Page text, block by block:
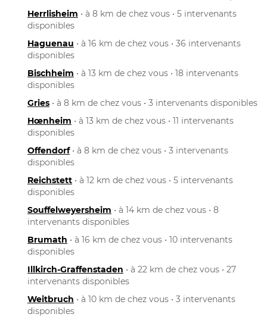
Herrlisheim • à 8 km de chez vous • 5 intervenants
disponibles
Haguenau • à 16 km de chez vous • 36 intervenants
disponibles
Bischheim • à 13 km de chez vous • 18 intervenants
disponibles
Gries • à 8 km de chez vous • 3 intervenants disponibles
Hœnheim • à 13 km de chez vous • 11 intervenants
disponibles
Offendorf• à 8 km de chez vous • 3 intervenants
disponibles
Reichstett • à 12 km de chez vous • 5 intervenants
disponibles
Souffelweyersheim • à 14 km de chez vous • 8
intervenants disponibles
Brumath • à 16 km de chez vous • 10 intervenants
disponibles
Illkirch-Graffenstaden • à 22 km de chez vous • 27
intervenants disponibles
Weitbruch • à 10 km de chez vous • 3 intervenants
disponibles